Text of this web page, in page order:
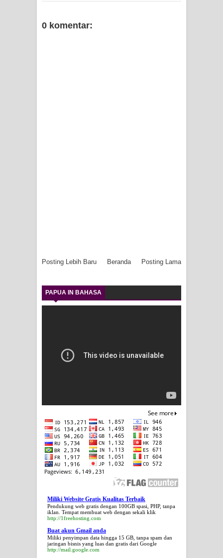
0 komentar:
Posting Lebih Baru Posting Lama
Beranda
PAPUA IN BAHASA
Miliki Website Gratis Kualitas Terbaik
Pendukung web gratis dengan 100GB spasi, PHP, tanpa
iklan. Tempat membuat web dengan sekali klik
http://1freehosting.com
Buat akun Gmail anda
Miliki penyimpan data hingga 15 GB, tanpa spam dan
jaringan bisnis yang luas dan gratis dari Google
http://mail.google.com